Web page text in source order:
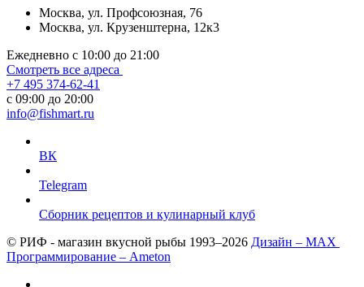
Москва, ул. Профсоюзная, 76
Москва, ул. Крузенштерна, 12к3
Ежедневно с 10:00 до 21:00
Смотреть все адреса
+7 495 374-62-41
c 09:00 до 20:00
info@fishmart.ru
ВК
Telegram
Сборник рецептов и кулинарный клуб
© РИФ - магазин вкусной рыбы 1993–2026 Дизайн – MAX
Программирование – Ameton